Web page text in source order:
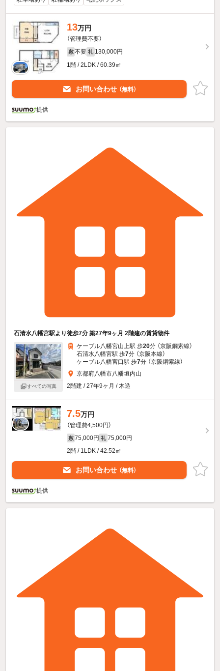
13万円
（管理費不要）
敷 不要 礼 130,000円
1階 / 2LDK / 60.39㎡
お問い合わせ （無料）
提供
石清水八幡宮駅より徒歩7分 築27年9ヶ月 2階建の賃貸物件
すべての写真
ケーブル八幡宮山上駅 歩20分 （京阪鋼索線）
石清水八幡宮駅 歩7分 （京阪本線）
ケーブル八幡宮口駅 歩7分 （京阪鋼索線）
京都府八幡市八幡垣内山
2階建 / 27年9ヶ月 / 木造
7.5万円
（管理費4,500円）
敷 75,000円 礼 75,000円
2階 / 1LDK / 42.52㎡
お問い合わせ （無料）
提供